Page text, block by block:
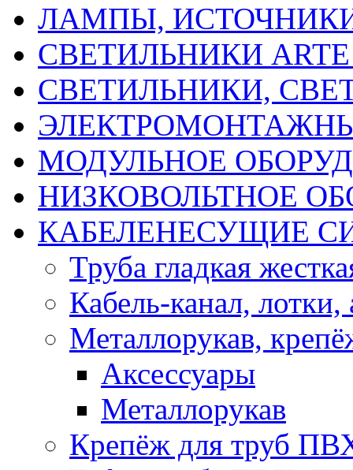
ЛАМПЫ,
СВЕТИЛЬНИКИ ARTE
СВЕТИЛЬНИКИ,
МОДУЛЬНОЕ
НИЗКОВОЛЬТНОЕ
КАБЕЛЕНЕСУЩИЕ
Труба гладкая
Кабель-канал, лотки,
Металлорукав,
Аксессуары
Металлорукав
Крепёж для труб